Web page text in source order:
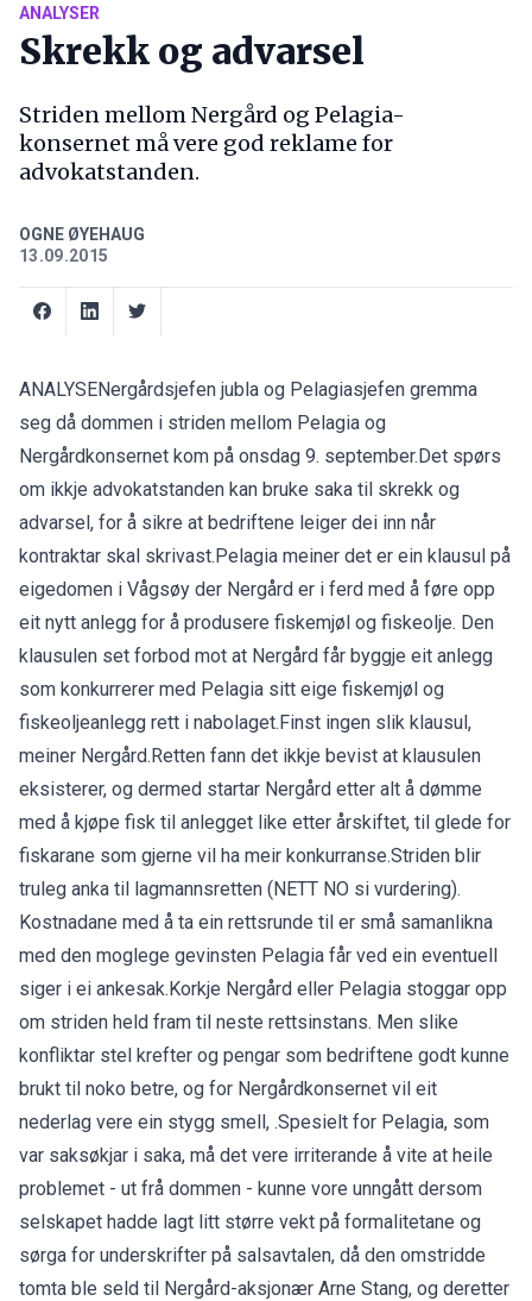
ANALYSER
Skrekk og advarsel
Striden mellom Nergård og Pelagia-
konsernet må vere god reklame for
advokatstanden.
OGNE ØYEHAUG
13.09.2015
ANALYSENergårdsjefen jubla og Pelagiasjefen gremma
seg då dommen i striden mellom Pelagia og
Nergårdkonsernet kom på onsdag 9. september.Det spørs
om ikkje advokatstanden kan bruke saka til skrekk og
advarsel, for å sikre at bedriftene leiger dei inn når
kontraktar skal skrivast.Pelagia meiner det er ein klausul på
eigedomen i Vågsøy der Nergård er i ferd med å føre opp
eit nytt anlegg for å produsere fiskemjøl og fiskeolje. Den
klausulen set forbod mot at Nergård får byggje eit anlegg
som konkurrerer med Pelagia sitt eige fiskemjøl og
fiskeoljeanlegg rett i nabolaget.Finst ingen slik klausul,
meiner Nergård.Retten fann det ikkje bevist at klausulen
eksisterer, og dermed startar Nergård etter alt å dømme
med å kjøpe fisk til anlegget like etter årskiftet, til glede for
fiskarane som gjerne vil ha meir konkurranse.Striden blir
truleg anka til lagmannsretten (NETT NO si vurdering).
Kostnadane med å ta ein rettsrunde til er små samanlikna
med den moglege gevinsten Pelagia får ved ein eventuell
siger i ei ankesak.Korkje Nergård eller Pelagia stoggar opp
om striden held fram til neste rettsinstans. Men slike
konfliktar stel krefter og pengar som bedriftene godt kunne
brukt til noko betre, og for Nergårdkonsernet vil eit
nederlag vere ein stygg smell, .Spesielt for Pelagia, som
var saksøkjar i saka, må det vere irriterande å vite at heile
problemet - ut frå dommen - kunne vore unngått dersom
selskapet hadde lagt litt større vekt på formalitetane og
sørga for underskrifter på salsavtalen, då den omstridde
tomta ble seld til Nergård-aksjonær Arne Stang, og deretter